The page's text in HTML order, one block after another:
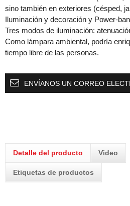
sino también en exteriores (césped,
Iluminación y decoración y Power-
Tres modos de iluminación:
Como lámpara ambiental, podría
tiempo libre de las personas.
ENVÍANOS UN CORREO
Detalle del producto Video
Etiquetas de productos